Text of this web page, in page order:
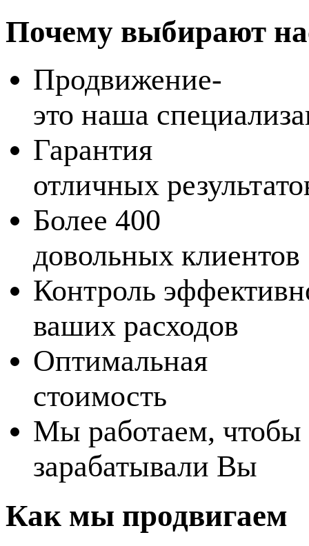
Почему выбирают
Продвижение-
это наша
Гарантия
отличных
Более 400
довольных клиентов
Контроль
ваших расходов
Оптимальная
стоимость
Мы работаем, чтобы
зарабатывали Вы
Как мы продвигаем